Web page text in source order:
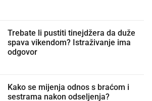
Trebate li pustiti tinejdžera da duže
spava vikendom? Istraživanje ima
odgovor
Kako se mijenja odnos s braćom i
sestrama nakon odseljenja?